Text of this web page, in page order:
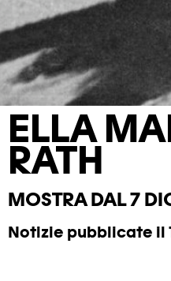
ELLA
RATH
MOSTRA DAL 7
Notizie pubblicate il